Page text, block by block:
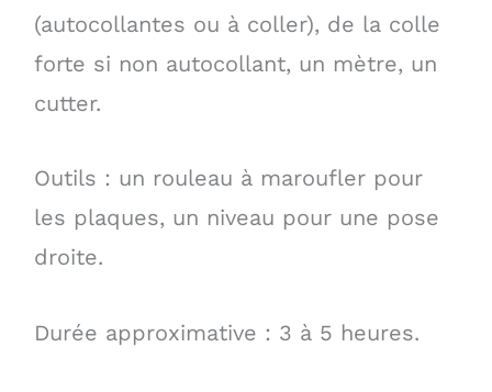
(autocollantes ou à coller), de la colle
forte si non autocollant, un mètre, un
cutter.
Outils : un rouleau à maroufler pour
les plaques, un niveau pour une pose
droite.
Durée approximative : 3 à 5 heures.